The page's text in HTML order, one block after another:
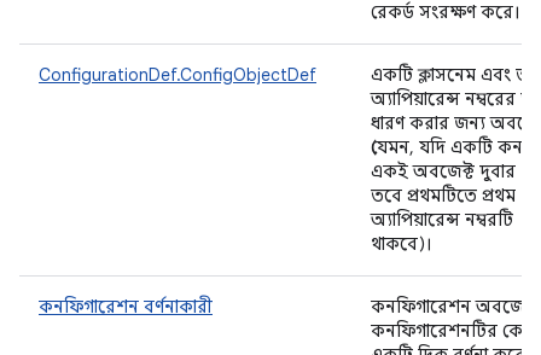
রেকর্ড সংরক্ষণ করে।
ConfigurationDef.ConfigObjectDef
একটি ক্লাসনেম এবং
অ্যাপিয়ারেন্স নম্বরের
ধারণ করার জন্য
(যেমন, যদি একটি
একই অবজেক্ট দুবার
তবে প্রথমটিতে প্রথম
অ্যাপিয়ারেন্স নম্বরটি
থাকবে)।
কনফিগারেশন বর্ণনাকারী
কনফিগারেশন অবজেক্ট
কনফিগারেশনটির